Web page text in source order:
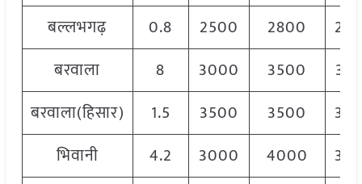
बल्लभगढ़
0.8 2500 2800
बरवाला
8 3000 3500
बरवाला(हिसार)
1.5 3500 3500
भिवानी
4.2 3000 4000